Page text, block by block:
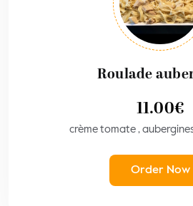
Roulade
11.00€
crème tomate ,
Order Now